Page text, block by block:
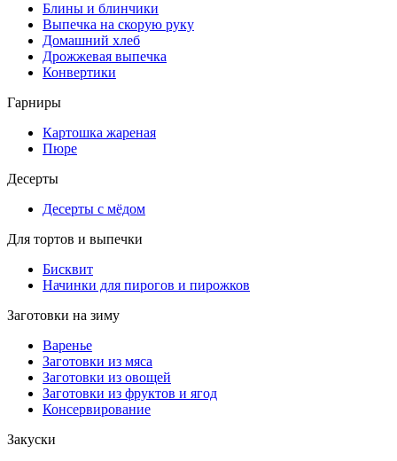
Блины и блинчики
Выпечка на скорую руку
Домашний хлеб
Дрожжевая выпечка
Конвертики
Гарниры
Картошка жареная
Пюре
Десерты
Десерты с мёдом
Для тортов и выпечки
Бисквит
Начинки для пирогов и пирожков
Заготовки на зиму
Варенье
Заготовки из мяса
Заготовки из овощей
Заготовки из фруктов и ягод
Консервирование
Закуски